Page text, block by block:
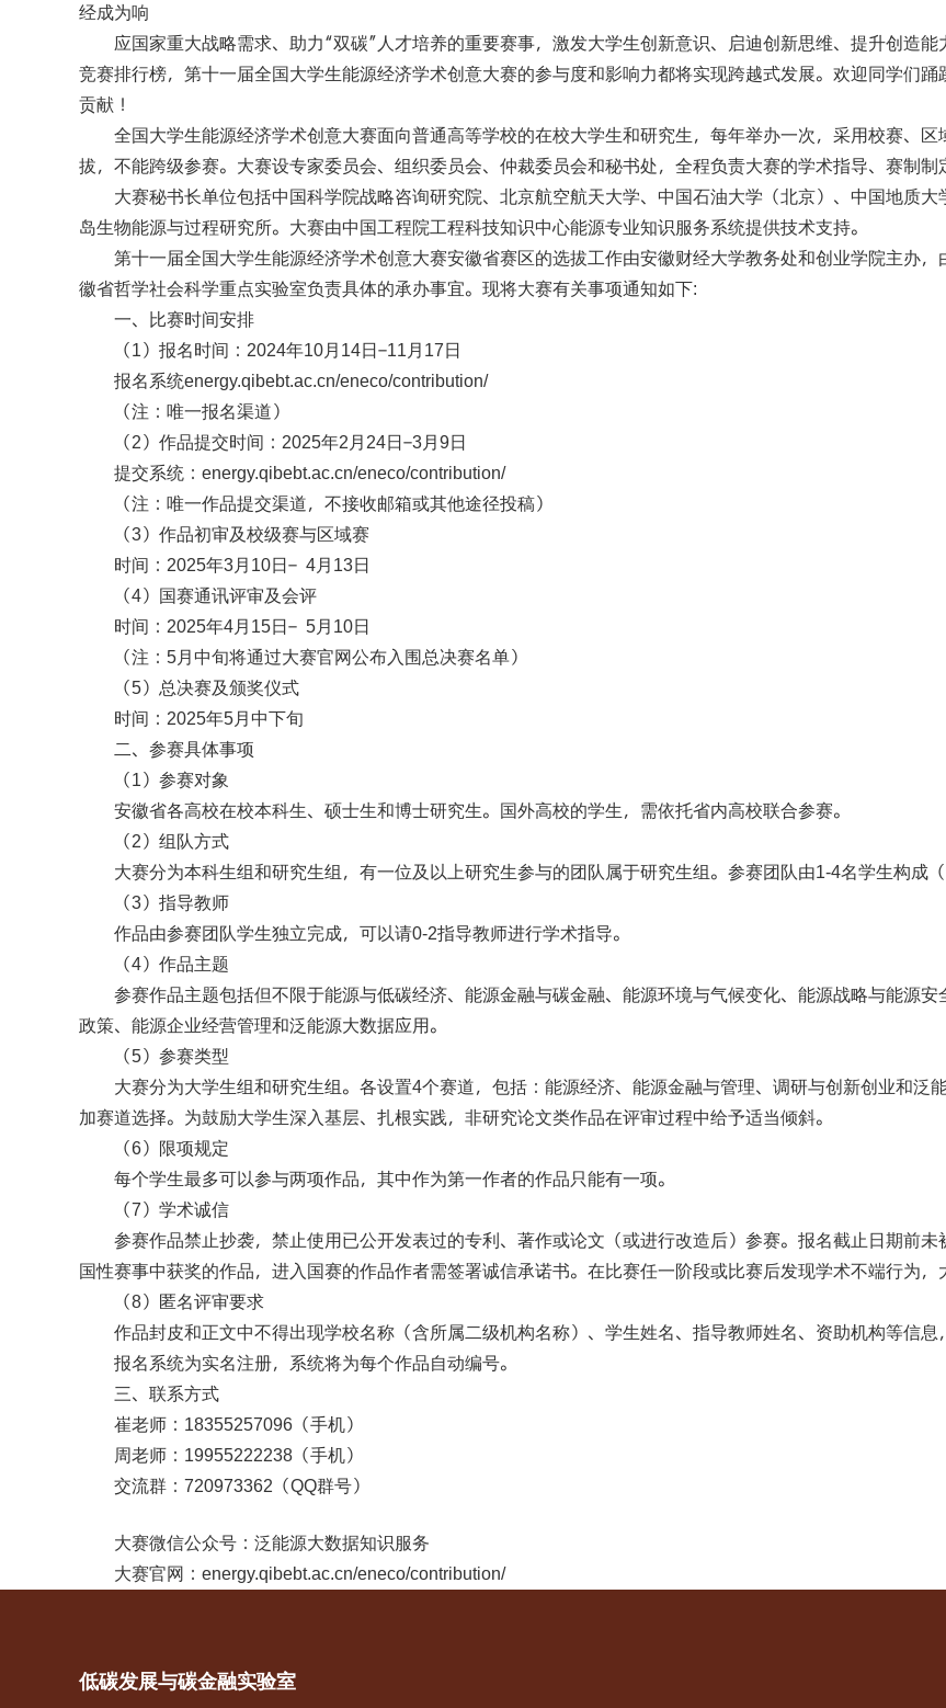
经成为响
应国家重大战略需求、助力“双碳”人才培养的重要赛事，激发大学生创新意识、启迪创新思维、提升创造
竞赛排行榜，第十一届全国大学生能源经济学术创意大赛的参与度和影响力都将实现跨越式发展。欢迎同学们
贡献！
全国大学生能源经济学术创意大赛面向普通高等学校的在校大学生和研究生，每年举办一次，采用校赛、
拔，不能跨级参赛。大赛设专家委员会、组织委员会、仲裁委员会和秘书处，全程负责大赛的学术指导、赛制制
大赛秘书长单位包括中国科学院战略咨询研究院、北京航空航天大学、中国石油大学（北京）、中国地质
岛生物能源与过程研究所。大赛由中国工程院工程科技知识中心能源专业知识服务系统提供技术支持。
第十一届全国大学生能源经济学术创意大赛安徽省赛区的选拔工作由安徽财经大学教务处和创业学院主办
徽省哲学社会科学重点实验室负责具体的承办事宜。现将大赛有关事项通知如下:
一、比赛时间安排
（1）报名时间： 2024年10月 14日—11月 17 日
报名系统energy.qibebt.ac.cn/eneco/contribution/
（注：唯一报名渠道）
（2）作品提交时间： 2025年2月 24日—3月9日
提交系统： energy.qibebt.ac.cn/eneco/contribution/
（注：唯一作品提交渠道，不接收邮箱或其他途径投稿）
（3）作品初审及校级赛与区域赛
时间： 2025年3月 10日— 4月 13日
（4）国赛通讯评审及会评
时间： 2025年4月 15日— 5月 10日
（注： 5月中旬将通过大赛官网公布入围总决赛名单）
（5）总决赛及颁奖仪式
时间： 2025年5月中下旬
二、参赛具体事项
（1）参赛对象
安徽省各高校在校本科生、硕士生和博士研究生。国外高校的学生，需依托省内高校联合参赛。
（2）组队方式
大赛分为本科生组和研究生组，有一位及以上研究生参与的团队属于研究生组。参赛团队由1-4名学生构成
（3）指导教师
作品由参赛团队学生独立完成，可以请0-2指导教师进行学术指导。
（4）作品主题
参赛作品主题包括但不限于能源与低碳经济、能源金融与碳金融、能源环境与气候变化、能源战略与能源
政策、能源企业经营管理和泛能源大数据应用。
（5）参赛类型
大赛分为大学生组和研究生组。各设置4个赛道，包括：能源经济、能源金融与管理、调研与创新创业和泛
加赛道选择。为鼓励大学生深入基层、扎根实践，非研究论文类作品在评审过程中给予适当倾斜。
（6）限项规定
每个学生最多可以参与两项作品，其中作为第一作者的作品只能有一项。
（7）学术诚信
参赛作品禁止抄袭，禁止使用已公开发表过的专利、著作或论文（或进行改造后）参赛。报名截止日期前
国性赛事中获奖的作品，进入国赛的作品作者需签署诚信承诺书。在比赛任一阶段或比赛后发现学术不端行为
（8）匿名评审要求
作品封皮和正文中不得出现学校名称（含所属二级机构名称）、学生姓名、指导教师姓名、资助机构等信息
报名系统为实名注册，系统将为每个作品自动编号。
三、联系方式
崔老师： 18355257096（手机）
周老师： 19955222238（手机）
交流群： 720973362 （QQ群号）
大赛微信公众号：泛能源大数据知识服务
大赛官网： energy.qibebt.ac.cn/eneco/contribution/
低碳发展与碳金融实验室